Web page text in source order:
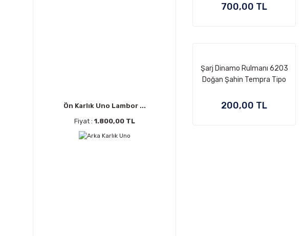
Ön Karlık Uno Lambor ...
Fiyat : 1.800,00 TL
700,00 TL
Şarj Dinamo Rulmanı 6203
Doğan Şahin Tempra Tipo
200,00 TL